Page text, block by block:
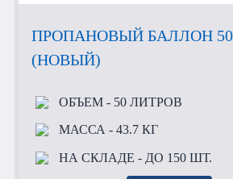
ПРОПАНОВЫЙ БАЛЛОН
(НОВЫЙ)
ОБЪЕМ- 50 ЛИТРОВ
МАССА- 43.7 КГ
НА СКЛАДЕ - ДО 150 ШТ.